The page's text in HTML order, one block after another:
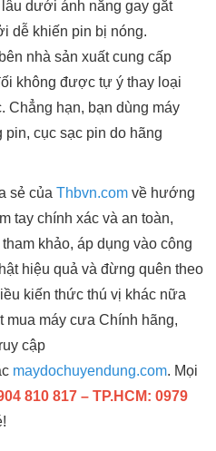
dưới ánh nắng gay gắt
dễ khiến pin bị nóng.
nhà sản xuất cung cấp
không được tự ý thay loại
Chẳng hạn, bạn dùng máy
cục sạc pin do hãng
sẻ của Thbvn.com về hướng
tay chính xác và an toàn,
khảo, áp dụng vào công
hiệu quả và đừng quên theo
kiến thức thú vị khác nữa
mua máy cưa Chính hãng,
cập
maydochuyendung.com. Mọi
810 817 – TP.HCM: 0979